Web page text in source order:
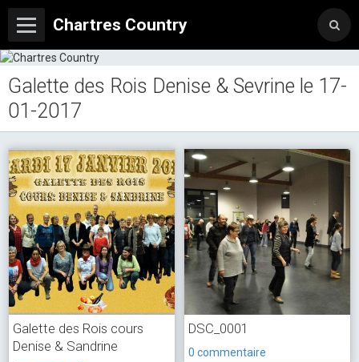
Chartres Country
Galette des Rois Denise & Sevrine le 17-
01-2017
Galette des Rois cours
Denise & Sandrine
DSC_0001
0 commentaire